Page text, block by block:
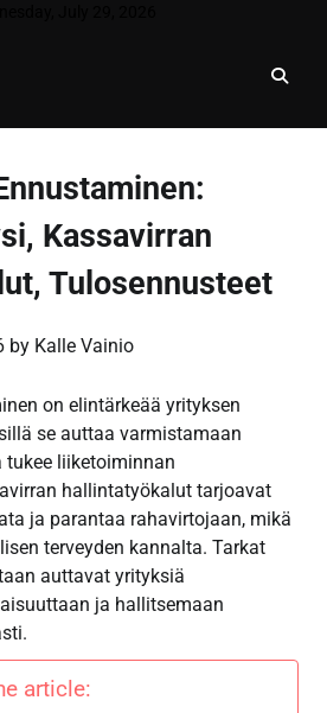
Kassavirran
Tulosennusteet
by Kalle Vainio
on elintärkeää yrityksen
se auttaa varmistamaan
liiketoiminnan
hallintatyökalut tarjoavat
ja parantaa rahavirtojaan, mikä
terveyden kannalta. Tarkat
auttavat yrityksiä
ja hallitsemaan
article: